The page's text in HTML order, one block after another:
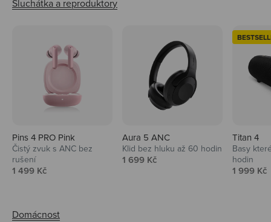
Pins 4 PRO Pink
Čistý zvuk s ANC bez
rušení
Prodejní cena
1 499 Kč
Aura 5 ANC
Klid bez hluku až 60 hodin
Prodejní cena
1 699 Kč
Titan 4
Basy
hodin
Prodejní
1 999 Kč